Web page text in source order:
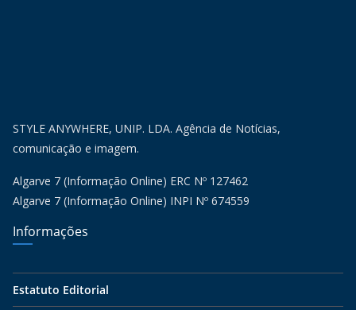
STYLE ANYWHERE, UNIP. LDA. Agência de Notícias,
comunicação e imagem.
Algarve 7 (Informação Online) ERC Nº 127462
Algarve 7 (Informação Online) INPI Nº 674559
Informações
Estatuto Editorial